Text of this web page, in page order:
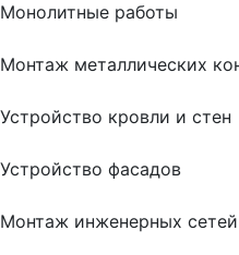
Монолитные работы
Монтаж металлических
Устройство кровли и стен
Устройство фасадов
Монтаж инженерных сетей